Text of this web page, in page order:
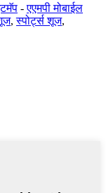
-एएमपी मोबाईल
,स्पोर्ट्स शूज,